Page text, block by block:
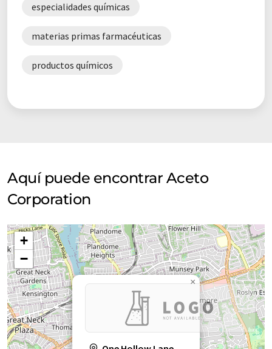
especialidades químicas
materias primas farmacéuticas
productos químicos
Aquí puede encontrar Aceto
Corporation
×
+
−